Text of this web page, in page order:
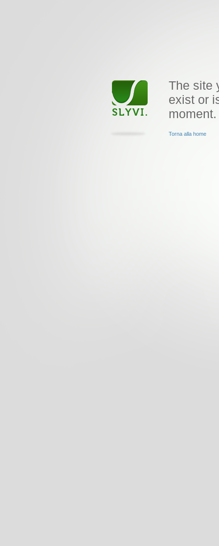
The site
exist or
moment.
Torna alla home